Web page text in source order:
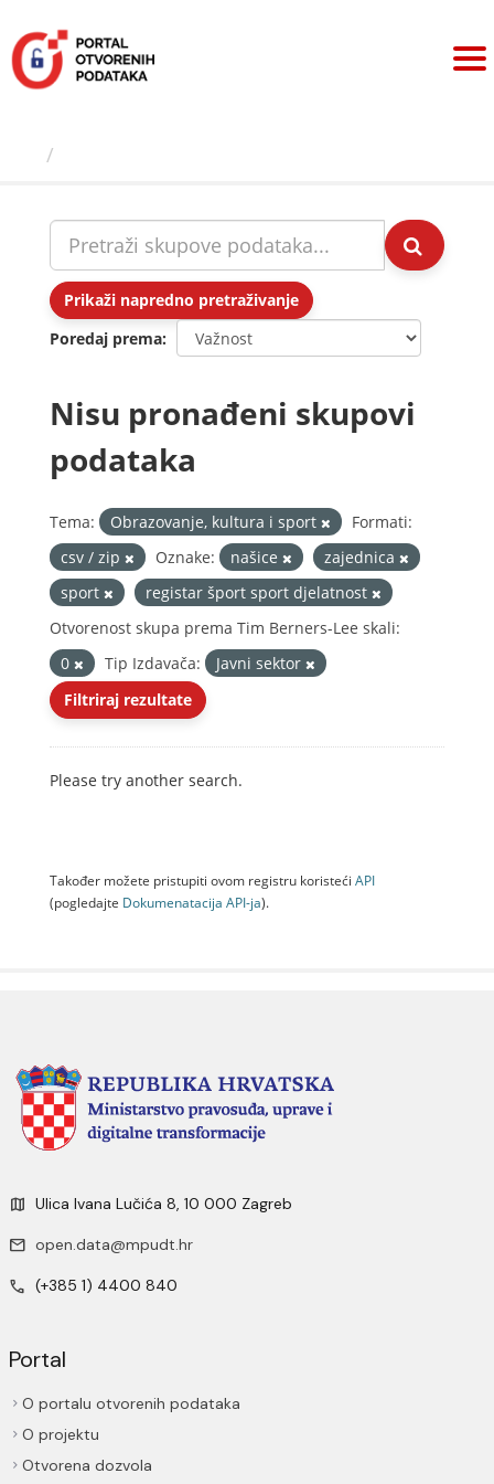
sadržaj
Prikaži napredno pretraživanje
Poredaj prema
Nisu pronađeni skupovi
podataka
Tema: Obrazovanje, kultura i sport
Formati:
csv / zip
Oznake: našice
zajednica
sport
registar šport sport djelatnost
Otvorenost skupa prema Tim Berners-Lee skali:
0
Tip Izdavača:
Javni sektor
Filtriraj rezultate
Please try another search.
Također možete pristupiti ovom registru koristeći API
(pogledajte Dokumenаtаcijа API-jа).